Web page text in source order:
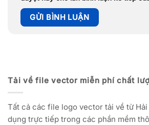
Tải về file vector miễn phí chất
Tất cả các file logo vector tải về từ
dụng trực tiếp trong các phần mềm